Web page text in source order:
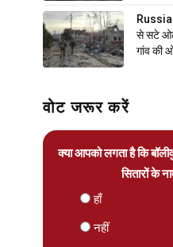
से सटे
गांव की
वोट जरूर करें
क्या आपको लगता है कि
सितारों के
हाँ
नहीं